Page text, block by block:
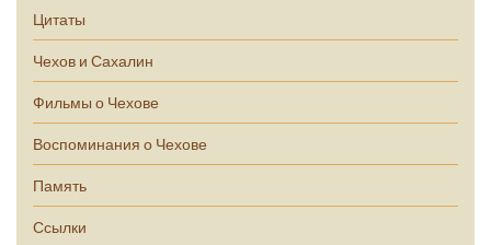
Цитаты
Чехов и Сахалин
Фильмы о Чехове
Воспоминания о Чехове
Память
Ссылки